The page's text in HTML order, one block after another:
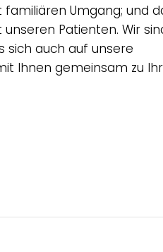
Umgang; und
Patienten. Wir
sich auch auf unsere
Ihnen gemeinsam zu